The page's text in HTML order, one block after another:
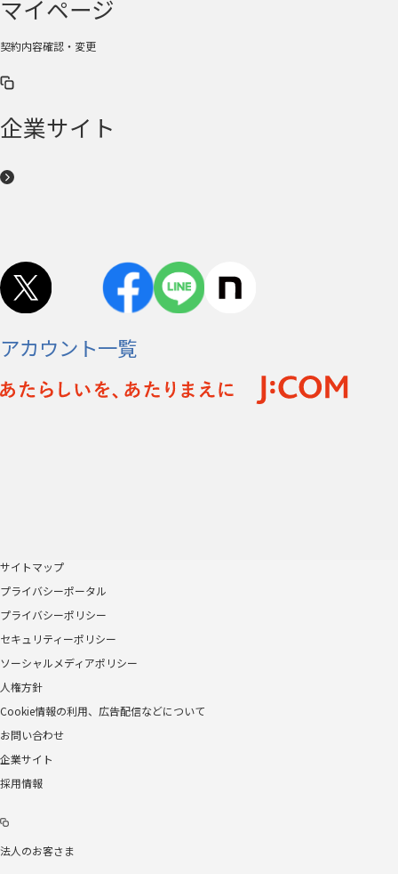
マイページ
契約内容確認・変更
企業サイト
アカウント一覧
サイトマップ
プライバシーポータル
プライバシーポリシー
セキュリティーポリシー
ソーシャルメディアポリシー
人権方針
Cookie情報の利用、広告配信などについて
お問い合わせ
企業サイト
採用情報
法人のお客さま